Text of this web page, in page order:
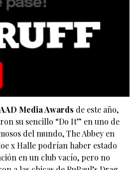
Media Awards de este año,
su sencillo “Do It” en uno de
del mundo, The Abbey en
x Halle podrían haber estado
en un club vacío, pero no